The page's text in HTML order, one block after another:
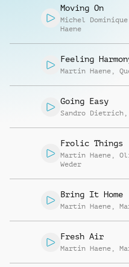
Moving On
Michel
Haene
Feeling
Martin Haene ,
Going Easy
Sandro Dietrich ,
Frolic Things
Martin Haene ,
Weder
Bring It Home
Martin Haene ,
Fresh Air
Martin Haene ,